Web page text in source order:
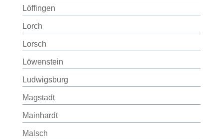
Löffingen
Lorch
Lorsch
Löwenstein
Ludwigsburg
Magstadt
Mainhardt
Malsch